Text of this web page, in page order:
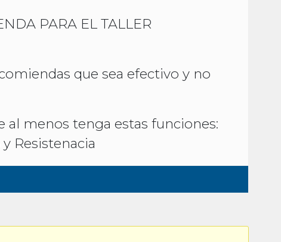
PARA EL TALLER
que sea efectivo y no
al menos tenga estas funciones:
Resistenacia